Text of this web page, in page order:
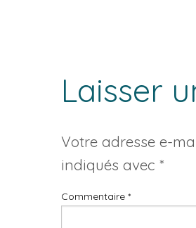
Laisser
Votre adresse e-
indiqués avec *
Commentaire *